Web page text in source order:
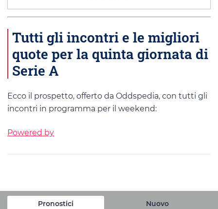
Tutti gli incontri e le migliori
quote per la quinta giornata di
Serie A
Ecco il prospetto, offerto da Oddspedia, con tutti gli
incontri in programma per il weekend:
Powered by
Pronostici Nuovo